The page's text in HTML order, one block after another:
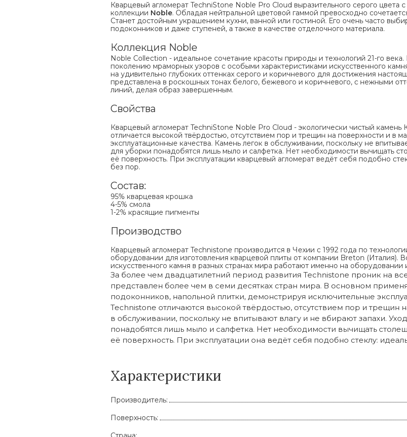
Кварцевый агломерат TechniStone Noble Pro Cloud выразительного серого
коллекции Noble. Обладая нейтральной цветовой гаммой превосходно
Станет достойным украшением кухни, ванной или гостиной. Его очень часто
подоконников и даже ступеней, а также в качестве отделочного материала.
Коллекция Noble
Noble Collection - идеальное сочетание красоты природы и технологий 21-го
поколению мраморных узоров с особыми характеристиками искусственного
на удивительно глубоких оттенках серого и коричневого для достижения
представлена в роскошных тонах белого, бежевого и коричневого, с нежными
линий, делая образ завершенным.
Свойства
Кварцевый агломерат TechniStone Noble Pro Cloud - экологически чистый камень
отличается высокой твёрдостью, отсутствием пор и трещин на поверхности и в
эксплуатационные качества. Камень легок в обслуживании, поскольку не
для уборки понадобятся лишь мыло и салфетка. Нет необходимости вычищать
её поверхность. При эксплуатации кварцевый агломерат ведёт себя подобно
без пор.
Состав:
95% кварцевая крошка
4-5% смола
1-2% красящие пигменты
Производство
Кварцевый агломерат Technistone производится в Чехии с 1992 года по
оборудовании для изготовления кварцевой плиты от компании Breton (Италия).
искусственного камня в разных странах мира работают именно на
За более чем двадцатилетний период развития Technistone проник на
представлен более чем в семи десятках стран мира. В основном
подоконников, напольной плитки, демонстрируя исключительные
Technistone отличаются высокой твёрдостью, отсутствием пор и трещин
в обслуживании, поскольку не впитывают влагу и не вбирают запахи.
понадобятся лишь мыло и салфетка. Нет необходимости вычищать
её поверхность. При эксплуатации она ведёт себя подобно стеклу:
Характеристики
Производитель:
Поверхность: